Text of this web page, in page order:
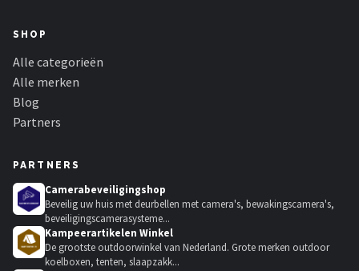
SHOP
Alle categorieën
Alle merken
Blog
Partners
PARTNERS
Camerabeveiligingshop
Beveilig uw huis met deurbellen met camera's, bewakingscamera's,
beveiligingscamerasysteme...
Kampeerartikelen Winkel
De grootste outdoorwinkel van Nederland. Grote merken outdoor
koelboxen, tenten, slaapzakk...